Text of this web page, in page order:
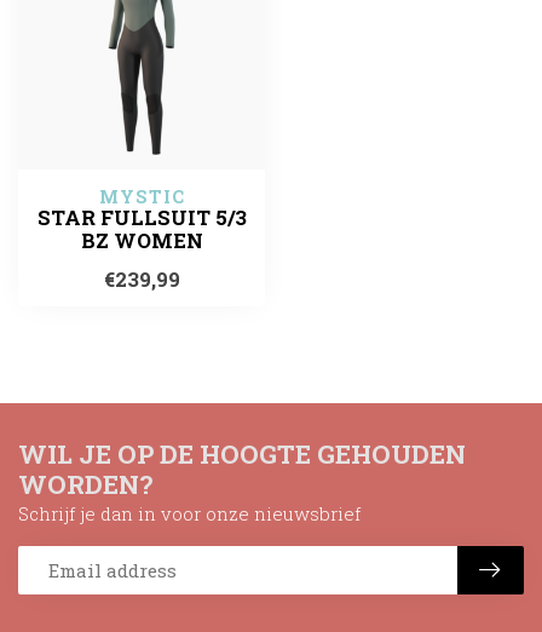
MYSTIC
STAR FULLSUIT 5/3
BZ WOMEN
€239,99
WIL JE OP DE HOOGTE GEHOUDEN
WORDEN?
Schrijf je dan in voor onze nieuwsbrief